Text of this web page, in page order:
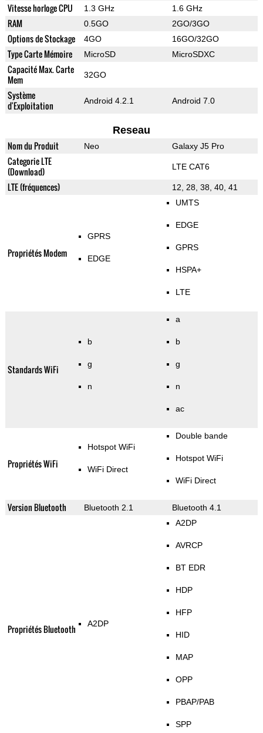
Vitesse horloge CPU 1.3 GHz 1.6 GHz
RAM 0.5GO 2GO/3GO
Options de Stockage 4GO 16GO/32GO
Type Carte Mémoire MicroSD MicroSDXC
Capacité Max. Carte
Mem
32GO
Système
d'Exploitation
Android 4.2.1 Android 7.0
Reseau
Nom du Produit Neo Galaxy J5 Pro
Categorie LTE
(Download)
LTE CAT6
LTE (fréquences) 12, 28, 38, 40, 41
Propriétés Modem
GPRS
EDGE
UMTS
EDGE
GPRS
HSPA+
LTE
Standards WiFi
b
g
n
a
b
g
n
ac
Propriétés WiFi
Hotspot WiFi
WiFi Direct
Double bande
Hotspot WiFi
WiFi Direct
Version Bluetooth Bluetooth 2.1 Bluetooth 4.1
Propriétés Bluetooth A2DP
A2DP
AVRCP
BT EDR
HDP
HFP
HID
MAP
OPP
PBAP/PAB
SPP